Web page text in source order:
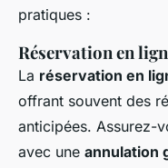
pratiques :
Réservation en
La réservation en
offrant souvent des
anticipées. Assurez-
avec une annulation